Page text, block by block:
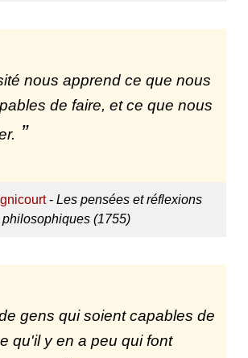
nous apprend ce que nous
de faire, et ce que nous
-Les pensées et réflexions
philosophiques (1755)
gens qui soient capables de
qu'il y en a peu qui font